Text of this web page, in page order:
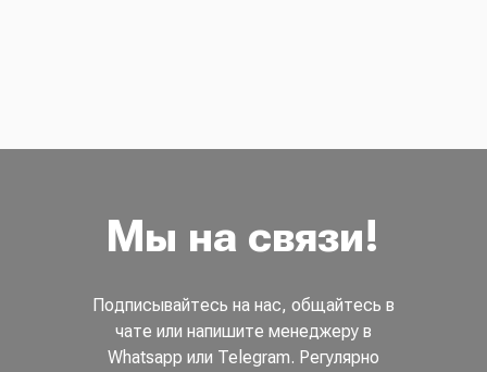
Мы на связи!
Подписывайтесь на нас, общайтесь в
чате или напишите менеджеру в
Whatsapp или Telegram. Регулярно